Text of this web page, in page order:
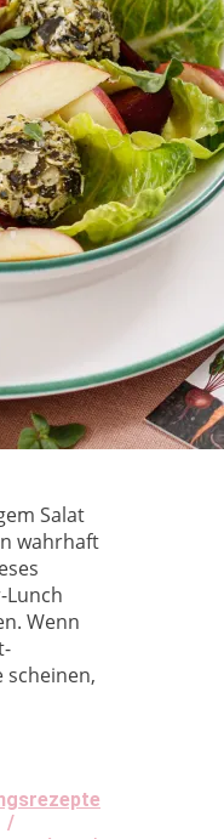
Salat
wahrhaft
Lunch
Wenn
scheinen,
/